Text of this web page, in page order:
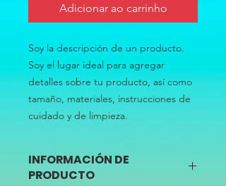
Adicionar ao carrinho
Soy la descripción de un producto.
Soy el lugar ideal para agregar
detalles sobre tu producto, así como
tamaño, materiales, instrucciones de
cuidado y de limpieza.
INFORMACIÓN DE
PRODUCTO